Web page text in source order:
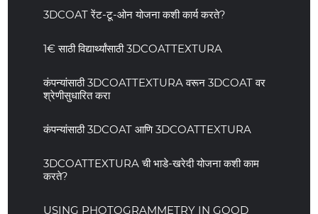
3DCOAT रेंट-टू-ओन योजना कशी कार्य करते?
1€ साठी विद्यार्थ्यांसाठी 3DCOATTEXTURA
कंपन्यांसाठी 3DCOATTEXTURA वरून 3DCOAT वर
श्रेणीसुधारित करा
कंपन्यांसाठी 3DCOAT आणि 3DCOATTEXTURA
3DCOATTEXTURA ची भाडे-खरेदी योजना कशी काम
करते?
USING PHOTOGRAMMETRY IN GOOD